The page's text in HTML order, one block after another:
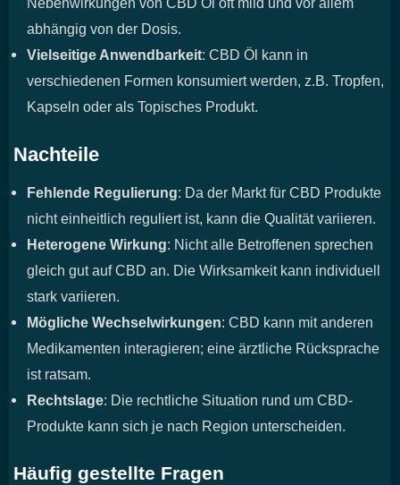
abhängig von der Dosis.
Vielseitige Anwendbarkeit: CBD Öl kann in
verschiedenen Formen konsumiert werden, z.B. Tropfen,
Kapseln oder als Topisches Produkt.
Nachteile
Fehlende Regulierung: Da der Markt für CBD Produkte
nicht einheitlich reguliert ist, kann die Qualität variieren.
Heterogene Wirkung: Nicht alle Betroffenen sprechen
gleich gut auf CBD an. Die Wirksamkeit kann individuell
stark variieren.
Mögliche Wechselwirkungen: CBD kann mit anderen
Medikamenten interagieren; eine ärztliche Rücksprache
ist ratsam.
Rechtslage: Die rechtliche Situation rund um CBD-
Produkte kann sich je nach Region unterscheiden.
Häufig gestellte Fragen